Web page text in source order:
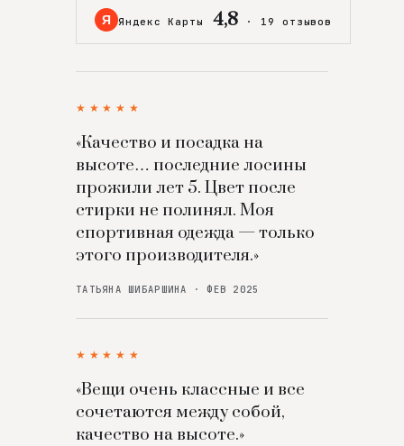
Я Яндекс Карты 4,8 · 19 отзывов
★★★★★
«Качество и посадка на
высоте… последние лосины
прожили лет 5. Цвет после
стирки не полинял. Моя
спортивная одежда — только
этого производителя.»
ТАТЬЯНА ШИБАРШИНА · ФЕВ 2025
★★★★★
«Вещи очень классные и все
сочетаются между собой,
качество на высоте.»